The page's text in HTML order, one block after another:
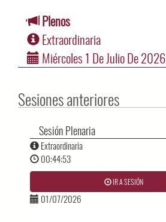
Plenos
Extraordinaria
Miércoles 1 De Julio De 2026
Sesiones anteriores
Sesión Plenaria
Extraordinaria
00:44:53
IR A SESIÓN
01/07/2026